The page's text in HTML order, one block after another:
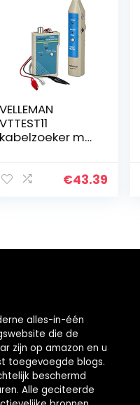
VELLEMAN
VTTEST11
kabelzoeker met
mm x 38 mm
€43.39
alles-in-één
die de
zijn op amazon en u
toegevoegde blogs.
beschermd
Alle geciteerde